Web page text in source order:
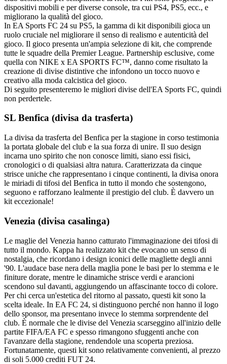
dispositivi mobili e per diverse console, tra cui PS4, PS5, ecc., e
migliorano la qualità del gioco.
In EA Sports FC 24 su PS5, la gamma di kit disponibili gioca un
ruolo cruciale nel migliorare il senso di realismo e autenticità del
gioco. Il gioco presenta un'ampia selezione di kit, che comprende
tutte le squadre della Premier League. Partnership esclusive, come
quella con NIKE x EA SPORTS FC™, danno come risultato la
creazione di divise distintive che infondono un tocco nuovo e
creativo alla moda calcistica del gioco.
Di seguito presenteremo le migliori divise dell'EA Sports FC, quindi
non perdertele.
SL Benfica (divisa da trasferta)
La divisa da trasferta del Benfica per la stagione in corso testimonia
la portata globale del club e la sua forza di unire. Il suo design
incarna uno spirito che non conosce limiti, siano essi fisici,
cronologici o di qualsiasi altra natura. Caratterizzata da cinque
strisce uniche che rappresentano i cinque continenti, la divisa onora
le miriadi di tifosi del Benfica in tutto il mondo che sostengono,
seguono e rafforzano lealmente il prestigio del club. È davvero un
kit eccezionale!
Venezia (divisa casalinga)
Le maglie del Venezia hanno catturato l'immaginazione dei tifosi di
tutto il mondo. Kappa ha realizzato kit che evocano un senso di
nostalgia, che ricordano i design iconici delle magliette degli anni
'90. L'audace base nera della maglia pone le basi per lo stemma e le
finiture dorate, mentre le dinamiche strisce verdi e arancioni
scendono sul davanti, aggiungendo un affascinante tocco di colore.
Per chi cerca un'estetica del ritorno al passato, questi kit sono la
scelta ideale. In EA FC 24, si distinguono perché non hanno il logo
dello sponsor, ma presentano invece lo stemma sorprendente del
club. È normale che le divise del Venezia scarseggino all'inizio delle
partite FIFA/EA FC e spesso rimangono sfuggenti anche con
l'avanzare della stagione, rendendole una scoperta preziosa.
Fortunatamente, questi kit sono relativamente convenienti, al prezzo
di soli 5.000 crediti FUT 24.